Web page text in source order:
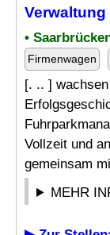
Verwaltung
•
Firmenwagen
[. .. ]
Vollzeit und
gemeinsam
MEHR